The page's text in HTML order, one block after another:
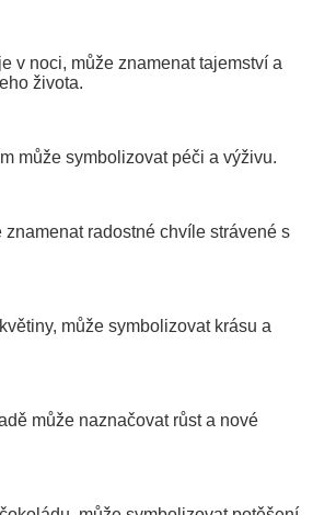
v noci, může znamenat tajemství a
života.
může symbolizovat péči a výživu.
znamenat radostné chvíle strávené s
může symbolizovat krásu a
může naznačovat růst a nové